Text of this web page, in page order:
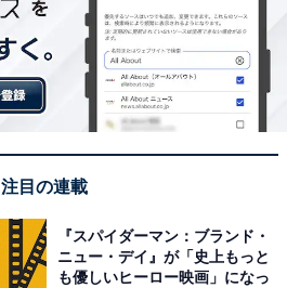
注目の連載
『スパイダーマン：ブランド・
ニュー・デイ』が「史上もっと
も優しいヒーロー映画」になっ